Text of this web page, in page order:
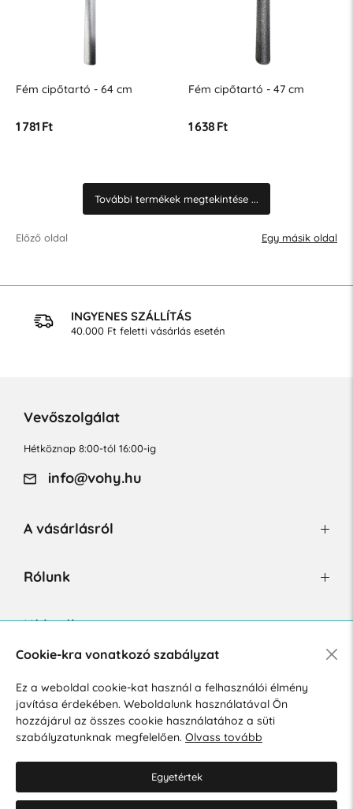
Fém cipőtartó - 64 cm
1 781 Ft
Fém cipőtartó - 47 cm
1 638 Ft
További termékek megtekintése ...
Előző oldal Egy másik oldal
INGYENES SZÁLLÍTÁS
40.000 Ft feletti vásárlás esetén
Vevőszolgálat
Hétköznap 8:00-tól 16:00-ig
info@vohy.hu
A vásárlásról
Rólunk
Hírlevél
Hozzájárulok a személyes adatok marketing célú kezeléséhez.
Személyes adatok védelmére vonatkozó szabályzat.
Cookie-kra vonatkozó szabályzat
Ez a weboldal cookie-kat használ a felhasználói élmény
javítása érdekében. Weboldalunk használatával Ön
hozzájárul az összes cookie használatához a süti
szabályzatunknak megfelelően. Olvass tovább
Egyetértek